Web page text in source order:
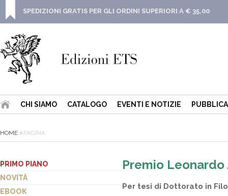
SPEDIZIONI GRATIS PER GLI ORDINI SUPERIORI A € 35,00
CHI SIAMO CATALOGO EVENTI E NOTIZIE
HOME PAGINA
PRIMO PIANO
NOVITÀ
EBOOK
Premio Leonardo
Per tesi di Dottorato in